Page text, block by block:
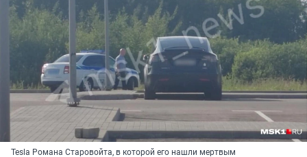
Tesla Романа Старовойта, в которой его нашли мертвым